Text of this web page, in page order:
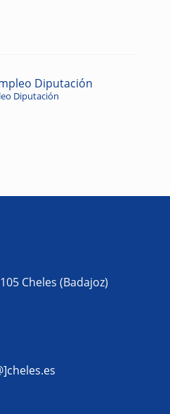
Diputación
Diputación
Cheles (Badajoz)